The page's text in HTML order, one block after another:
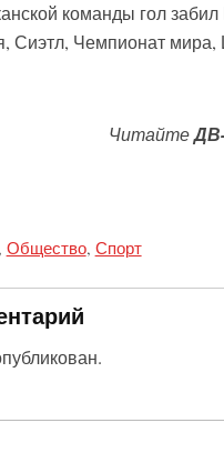
команды гол
Сиэтл, Чемпионат
Читайте
Общество, Спорт